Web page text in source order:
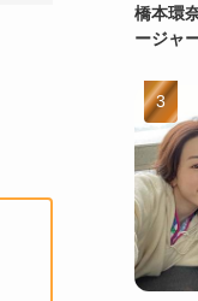
橋本環
ージャ